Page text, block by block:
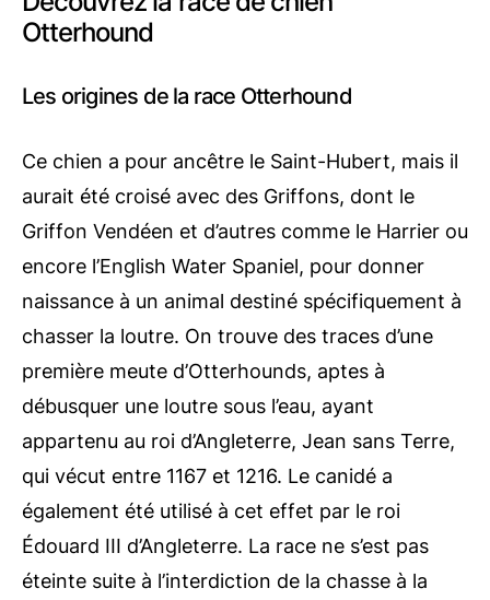
Otterhound
Les origines de la race Otterhound
Ce chien a pour ancêtre le Saint-Hubert, mais il
aurait été croisé avec des Griffons, dont le
Griffon Vendéen et d’autres comme le Harrier ou
encore l’English Water Spaniel, pour donner
naissance à un animal destiné spécifiquement à
chasser la loutre. On trouve des traces d’une
première meute d’Otterhounds, aptes à
débusquer une loutre sous l’eau, ayant
appartenu au roi d’Angleterre, Jean sans Terre,
qui vécut entre 1167 et 1216. Le canidé a
également été utilisé à cet effet par le roi
Édouard III d’Angleterre. La race ne s’est pas
éteinte suite à l’interdiction de la chasse à la